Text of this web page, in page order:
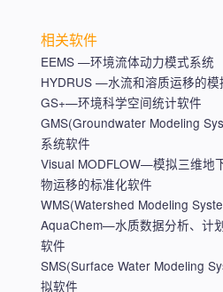
相关软件
EEMS —环境流体动力模式系统
HYDRUS —水流和溶质运移的模
GS+—环境科学空间统计软件
GMS(Groundwater Modeling
系统软件
Visual MODFLOW—模拟三维地
物运移的标准化软件
WMS(Watershed Modeling
AquaChem—水质数据分析、计
软件
SMS(Surface Water Modeling
拟软件